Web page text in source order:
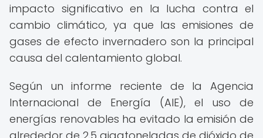
impacto significativo en la lucha contra el
cambio climático, ya que las emisiones de
gases de efecto invernadero son la principal
causa del calentamiento global.
Según un informe reciente de la Agencia
Internacional de Energía (AIE), el uso de
energías renovables ha evitado la emisión de